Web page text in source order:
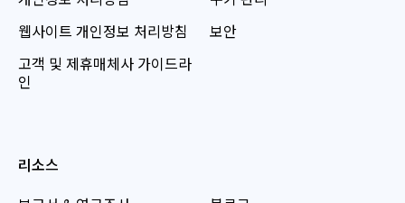
웹사이트 개인정보 처리방침
고객 및 제휴매체사 가이드라
인
보안
리소스